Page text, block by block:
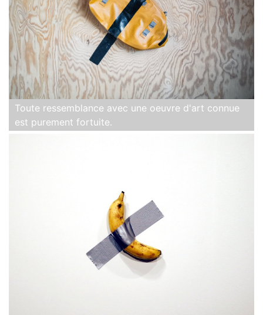
Toute ressemblance avec une oeuvre d'art connue
est purement fortuite.